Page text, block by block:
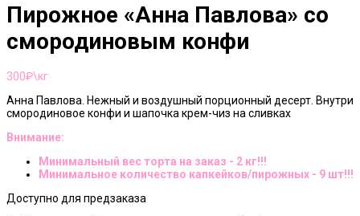
Пирожное «Анна Павлова» со
смородиновым конфи
300₽\кг
Анна Павлова. Нежный и воздушный порционный десерт. Внутри
смородиновое конфи и шапочка крем-чиз на сливках
Внимание:
Минимальный вес торта на заказ - 2 кг!!!
Минимальное количество капкейков/пирожных - 9 шт!!!
Доступно для предзаказа